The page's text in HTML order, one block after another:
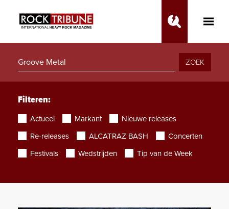
Toggle
ZOEK
Filteren:
Actueel Markant
Nieuwe releases
Re-releases
ALCATRAZ BASH
Concerten
Festivals
Wedstrijden Tip van de Week